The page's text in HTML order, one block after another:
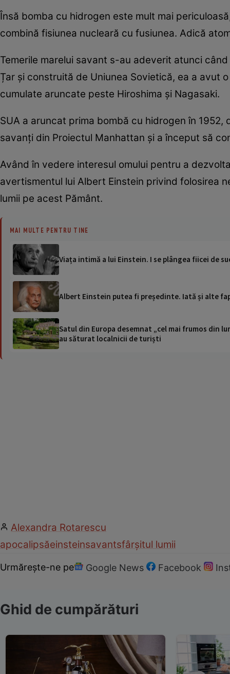
Însă bomba cu hidrogen este mult mai
combină fisiunea nucleară cu fusiunea. Adică
Temerile marelui savant s-au adeverit atunci
Țar și construită de Uniunea Sovietică, ea a avut
cumulate aruncate peste Hiroshima și Nagasaki.
SUA a aruncat prima bombă cu hidrogen în
savanți din Proiectul Manhattan și a început să
Având în vedere interesul omului pentru a
avertismentul lui Albert Einstein privind folosirea
lumii pe acest Pământ.
MAI MULTE PENTRU TINE
Viața intimă a lui Einstein. I se plângea fiicei de
Albert Einstein putea fi președinte. Iată și alte
Satul din Europa desemnat „cel mai frumos din
au săturat localnicii de turiști
Alexandra Rotarescu
apocalipsăeinsteinsavantsfârșitul lumii
Urmărește-ne pe Google News Facebook
Ghid de cumpărături